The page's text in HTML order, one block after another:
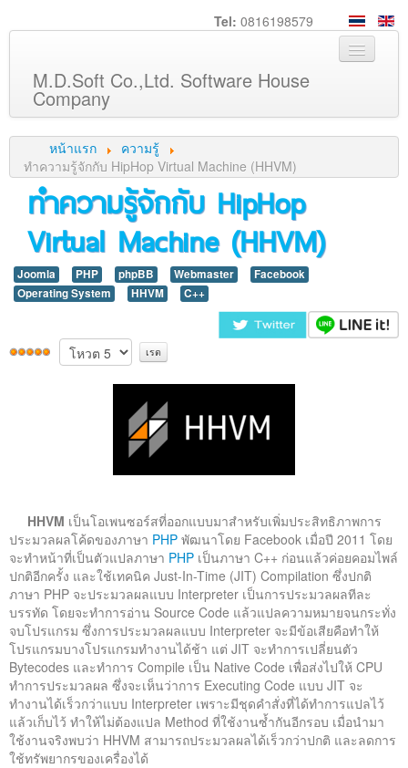
Tel: 0816198579
M.D.Soft Co.,Ltd. Software House
Company
หน้าหลัก
เกี่ยวกับเรา
บริการ
สินค้า
ความรู้
ลูกค้า
ร่วมงานกับเรา
หน้าแรก
ความรู้
ทำความรู้จักกับ HipHop Virtual Machine (HHVM)
ทำความรู้จักกับ HipHop
Virtual Machine (HHVM)
Joomla PHP phpBB Webmaster
Facebook
Operating System
HHVM C++
HHVM เป็นโอเพนซอร์สที่ออกแบบมาสำหรับเพิ่มประสิทธิภาพการ
ประมวลผลโค้ดของภาษา PHP พัฒนาโดย Facebook เมื่อปี 2011 โดย
จะทำหน้าที่เป็นตัวแปลภาษา PHP เป็นภาษา C++ ก่อนแล้วค่อยคอมไพล์
ปกติอีกครั้ง และใช้เทคนิค Just-In-Time (JIT) Compilation ซึ่งปกติ
ภาษา PHP จะประมวลผลแบบ Interpreter เป็นการประมวลผลทีละ
บรรทัด โดยจะทำการอ่าน Source Code แล้วแปลความหมายจนกระทั่ง
จบโปรแกรม ซึ่งการประมวลผลแบบ Interpreter จะมีข้อเสียคือทำให้
โปรแกรมบางโปรแกรมทำงานได้ช้า แต่ JIT จะทำการเปลี่ยนตัว
Bytecodes และทำการ Compile เป็น Native Code เพื่อส่งไปให้ CPU
ทำการประมวลผล ซึ่งจะเห็นว่าการ Executing Code แบบ JIT จะ
ทำงานได้เร็วกว่าแบบ Interpreter เพราะมีชุดคำสั่งที่ได้ทำการแปลไว้
แล้วเก็บไว้ ทำให้ไม่ต้องแปล Method ที่ใช้งานซ้ำกันอีกรอบ เมื่อนำมา
ใช้งานจริงพบว่า HHVM สามารถประมวลผลได้เร็วกว่าปกติ และลดการ
ใช้ทรัพยากรของเครื่องได้